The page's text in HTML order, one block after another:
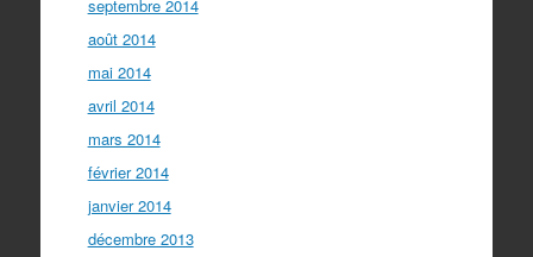
septembre 2014
août 2014
mai 2014
avril 2014
mars 2014
février 2014
janvier 2014
décembre 2013